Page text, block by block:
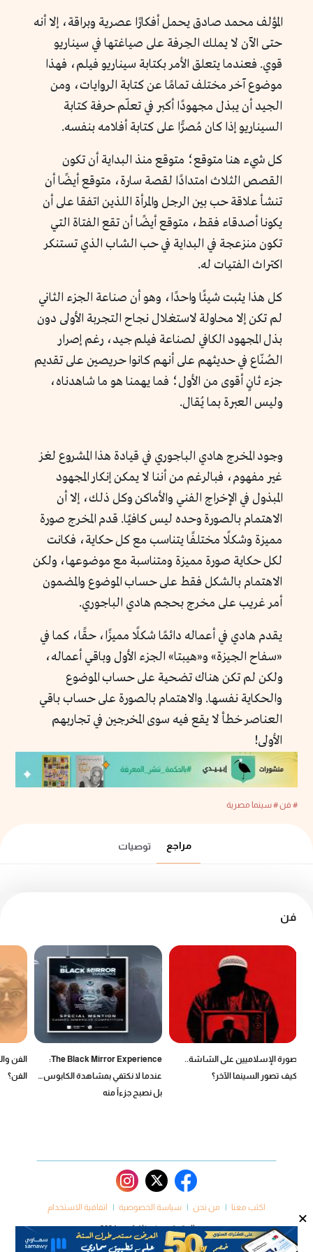
المؤلف محمد صادق يحمل أفكارًا عصرية وبراقة، إلا أنه
حتى الآن لا يملك الحِرفة على صياغتها في سيناريو
قوي. فعندما يتعلق الأمر بكتابة سيناريو فيلم، فهذا
موضوع آخر مختلف تمامًا عن كتابة الروايات، ومن
الجيد أن يبذل مجهودًا أكبر في تعلّم حرفة كتابة
السيناريو إذا كان مُصرًّا على كتابة أفلامه بنفسه.
كل شيء هنا متوقع؛ متوقع منذ البداية أن تكون
القصص الثلاث امتدادًا لقصة سارة، متوقع أيضًا أن
تنشأ علاقة حب بين الرجل والمرأة اللذين اتفقا على أن
يكونا أصدقاء فقط، متوقع أيضًا أن تقع الفتاة التي
تكون منزعجة في البداية في حب الشاب الذي تستنكر
اكتراث الفتيات له.
كل هذا يثبت شيئًا واحدًا، وهو أن صناعة الجزء الثاني
لم تكن إلا محاولة لاستغلال نجاح التجربة الأولى دون
بذل المجهود الكافي لصناعة فيلم جيد، رغم إصرار
الصُنّاع في حديثهم على أنهم كانوا حريصين على تقديم
جزء ثانٍ أقوى من الأول؛ فما يهمنا هو ما شاهدناه،
وليس العبرة بما يُقال.
وجود المخرج هادي الباجوري في قيادة هذا المشروع لغز
غير مفهوم، فبالرغم من أننا لا يمكن إنكار المجهود
المبذول في الإخراج الفني والأماكن وكل ذلك، إلا أن
الاهتمام بالصورة وحده ليس كافيًا. قدم المخرج صورة
مميزة وشكلًا مختلفًا يتناسب مع كل حكاية، فكانت
لكل حكاية صورة مميزة ومتناسبة مع موضوعها، ولكن
الاهتمام بالشكل فقط على حساب الموضوع والمضمون
أمر غريب على مخرج بحجم هادي الباجوري.
يقدم هادي في أعماله دائمًا شكلًا مميزًا، حقًا، كما في
«سفاح الجيزة» و«هيبتا» الجزء الأول وباقي أعماله،
ولكن لم تكن هناك تضحية على حساب الموضوع
والحكاية نفسها. والاهتمام بالصورة على حساب باقي
العناصر خطأ لا يقع فيه سوى المخرجين في تجاربهم
الأولى!
×
# فن# سينما مصرية
مراجع توصيات
فن
صورة الإسلاميين على الشاشة..
كيف تصور السينما الآخر؟
The Black Mirror Experience:
عندما لا نكتفي بمشاهدة الكابوس…
بل نصبح جزءاً منه
الفن
الفن؟
اكتب معنا من نحن سياسة الخصوصية اتفاقية الاستخدام
جميع الحقوق محفوظة كروم 2024